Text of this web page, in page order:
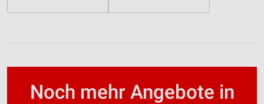
Noch mehr Angebote in